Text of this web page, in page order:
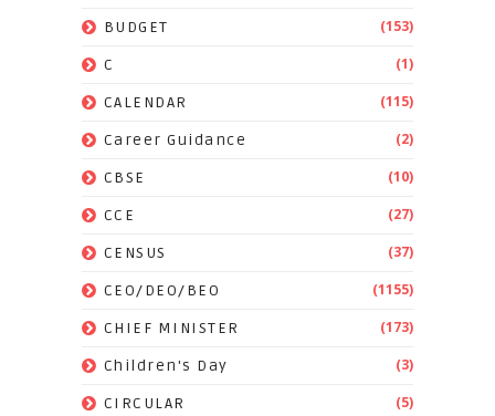
BUDGET (153)
C (1)
CALENDAR (115)
Career Guidance (2)
CBSE (10)
CCE (27)
CENSUS (37)
CEO/DEO/BEO (1155)
CHIEF MINISTER (173)
Children's Day (3)
CIRCULAR (5)